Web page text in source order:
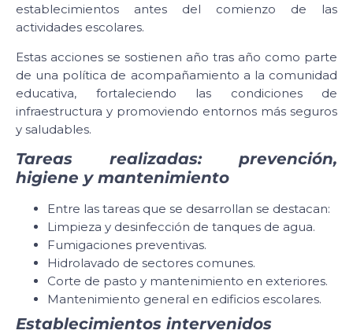
establecimientos antes del comienzo de las
actividades escolares.
Estas acciones se sostienen año tras año como parte
de una política de acompañamiento a la comunidad
educativa, fortaleciendo las condiciones de
infraestructura y promoviendo entornos más seguros
y saludables.
Tareas realizadas: prevención,
higiene y mantenimiento
Entre las tareas que se desarrollan se destacan:
Limpieza y desinfección de tanques de agua.
Fumigaciones preventivas.
Hidrolavado de sectores comunes.
Corte de pasto y mantenimiento en exteriores.
Mantenimiento general en edificios escolares.
Establecimientos intervenidos